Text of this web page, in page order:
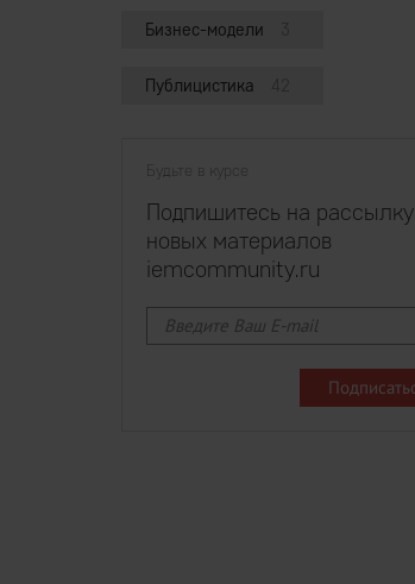
Бизнес-модели
Публицистика
Будьте в курсе
Подпишитесь на рассылку
новых материалов
iemcommunity.ru